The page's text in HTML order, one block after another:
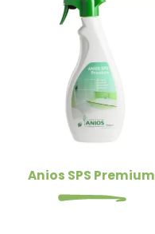
Anios SPS Premium